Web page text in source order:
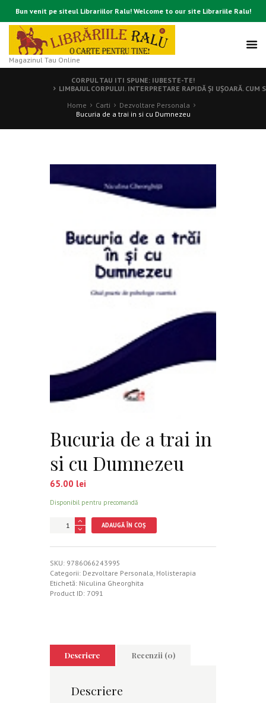
Bun venit pe siteul Librariilor Ralu! Welcome to our site Librariile Ralu!
Magazinul Tau Online
CORPUL TAU ITI SPUNE: IUBESTE-TE!
LIMBAJUL CORPULUI. INTERPRETARE RAPIDĂ ŞI UŞOARĂ. CUM
Home
Carti
Dezvoltare Personala
Bucuria de a trai in si cu Dumnezeu
Bucuria de a trai in
si cu Dumnezeu
65.00 lei
Disponibil pentru precomandă
Cantitate
trai
in
si
cu
ADAUGĂ ÎN COȘ
SKU: 9786066243995
Categorii: Dezvoltare Personala Holisterapia
Etichetă: Niculina Gheorghita
Product ID: 7091
Descriere Recenzii (0)
Descriere